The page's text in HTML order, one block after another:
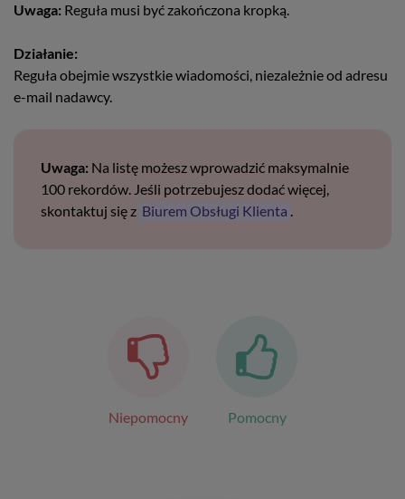
Uwaga: Reguła musi być zakończona kropką.
Działanie:
Reguła obejmie wszystkie wiadomości, niezależnie od adresu
e-mail nadawcy.
Uwaga: Na listę możesz wprowadzić maksymalnie
100 rekordów. Jeśli potrzebujesz dodać więcej,
skontaktuj się z Biurem Obsługi Klienta .
Niepomocny Pomocny